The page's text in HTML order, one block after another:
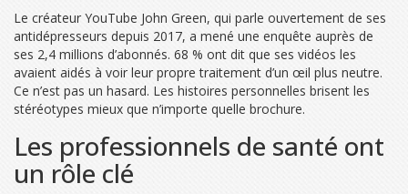
Le créateur YouTube John Green, qui parle ouvertement de ses
antidépresseurs depuis 2017, a mené une enquête auprès de
ses 2,4 millions d’abonnés. 68 % ont dit que ses vidéos les
avaient aidés à voir leur propre traitement d’un œil plus neutre.
Ce n’est pas un hasard. Les histoires personnelles brisent les
stéréotypes mieux que n’importe quelle brochure.
Les professionnels de santé ont
un rôle clé